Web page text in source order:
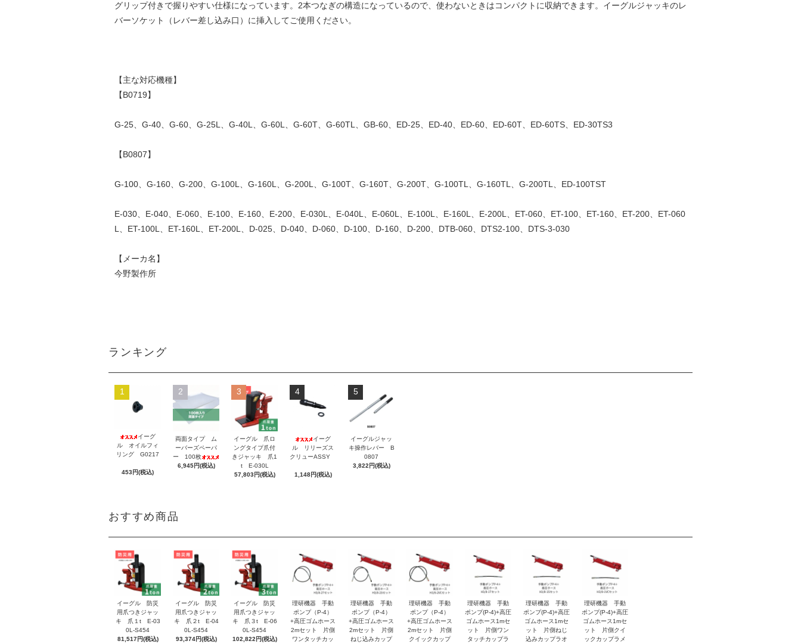
グリップ付きで握りやすい仕様になっています。2本つなぎの構造になっているので、使わないときはコンパクトに収納できます。イーグルジャッキのレ
バーソケット（レバー差し込み口）に挿入してご使用ください。
【主な対応機種】
【B0719】
G-25、G-40、G-60、G-25L、G-40L、G-60L、G-60T、G-60TL、GB-60、ED-25、ED-40、ED-60、ED-60T、ED-60TS、ED-30TS3
【B0807】
G-100、G-160、G-200、G-100L、G-160L、G-200L、G-100T、G-160T、G-200T、G-100TL、G-160TL、G-200TL、ED-100TST
E-030、E-040、E-060、E-100、E-160、E-200、E-030L、E-040L、E-060L、E-100L、E-160L、E-200L、ET-060、ET-100、ET-160、ET-200、ET-060
L、ET-100L、ET-160L、ET-200L、D-025、D-040、D-060、D-100、D-160、D-200、DTB-060、DTS2-100、DTS-3-030
【メーカ名】
今野製作所
ランキング
1
イーグ
ル オイルフィ
リング G0217
453円(税込)
2
両面タイプ ム
ーバーズペーパ
ー 100枚
6,945円(税込)
3
イーグル 爪ロ
ングタイプ爪付
きジャッキ 爪1
t E-030L
57,803円(税込)
4
イーグ
ル リリーズス
クリューASSY
1,148円(税込)
5
イーグルジャッ
キ操作レバー B
0807
3,822円(税込)
おすすめ商品
イーグル 防災
用爪つきジャッ
キ 爪１t E-03
0L-S454
81,517円(税込)
イーグル 防災
用爪つきジャッ
キ 爪２t E-04
0L-S454
93,374円(税込)
イーグル 防災
用爪つきジャッ
キ 爪３t E-06
0L-S454
102,822円(税込)
理研機器 手動
ポンプ（P-4）
+高圧ゴムホース
2mセット 片側
ワンタッチカッ
理研機器 手動
ポンプ（P-4）
+高圧ゴムホース
2mセット 片側
ねじ込みカップ
理研機器 手動
ポンプ（P-4）
+高圧ゴムホース
2mセット 片側
クイックカップ
理研機器 手動
ポンプ(P-4)+高圧
ゴムホース1mセ
ット 片側ワン
タッチカップラ
理研機器 手動
ポンプ(P-4)+高圧
ゴムホース1mセ
ット 片側ねじ
込みカップラオ
理研機器 手動
ポンプ(P-4)+高圧
ゴムホース1mセ
ット 片側クイ
ックカップラメ